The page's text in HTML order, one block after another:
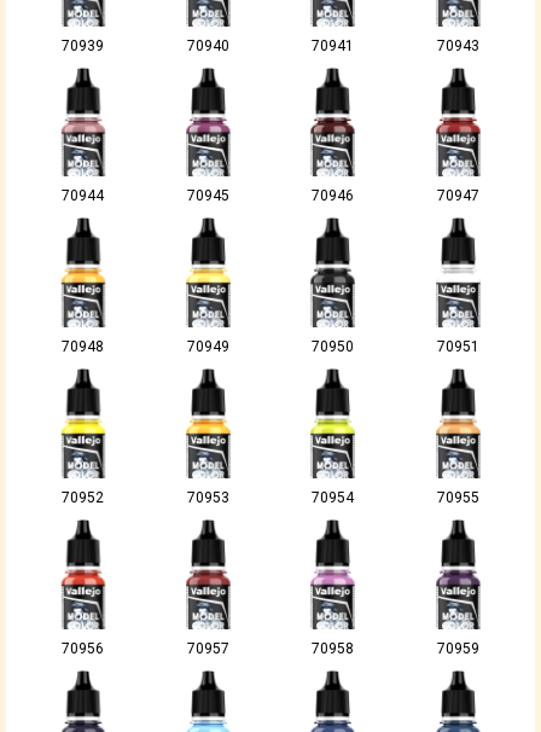
70939 70940 70941 70943
70944 70945 70946 70947
70948 70949 70950 70951
70952 70953 70954 70955
70956 70957 70958 70959